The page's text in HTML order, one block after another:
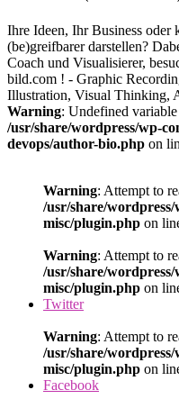
Ihre Ideen, Ihr Business oder
(be)greifbarer darstellen?
Coach und Visualisierer,
bild.com ! - Graphic
Illustration, Visual Thinking,
Warning: Undefined
/usr/share/wordpress/wp-
devops/author-bio.php on
Warning: Attempt to
/usr/share/
misc/plugin.php on
Warning: Attempt to
/usr/share/
misc/plugin.php on
Twitter
Warning: Attempt to
/usr/share/
misc/plugin.php on
Facebook